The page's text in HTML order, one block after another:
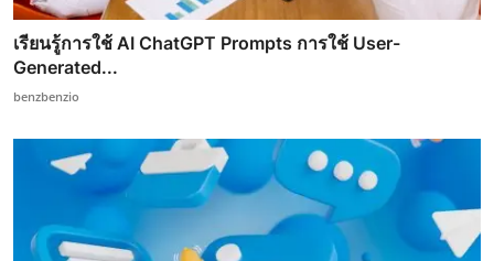
เรียนรู้การใช้ AI ChatGPT Prompts การใช้ User-
Generated...
benzbenzio